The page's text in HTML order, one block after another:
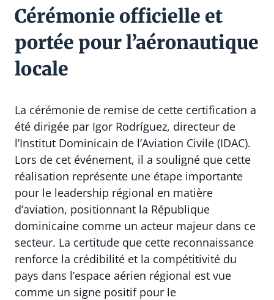
Cérémonie officielle et
portée pour l’aéronautique
locale
La cérémonie de remise de cette certification a
été dirigée par Igor Rodríguez, directeur de
l’Institut Dominicain de l’Aviation Civile (IDAC).
Lors de cet événement, il a souligné que cette
réalisation représente une étape importante
pour le leadership régional en matière
d’aviation, positionnant la République
dominicaine comme un acteur majeur dans ce
secteur. La certitude que cette reconnaissance
renforce la crédibilité et la compétitivité du
pays dans l’espace aérien régional est vue
comme un signe positif pour le